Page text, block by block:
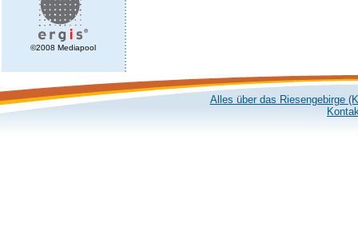
©2008 Mediapool
Alles über das Riesengebirge